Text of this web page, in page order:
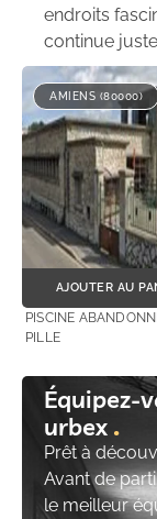
endroits
continue
AMIENS (80000)
AJOUTER AU
PISCINE
PILLE
Équipez-
urbex
Prêt à
Avant de
le meilleur